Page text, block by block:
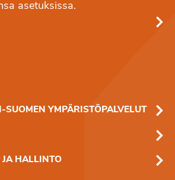
asetuksissa.
SUOMEN YMPÄRISTÖPALVELUT
JA HALLINTO